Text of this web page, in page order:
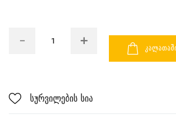
სურვილების სია